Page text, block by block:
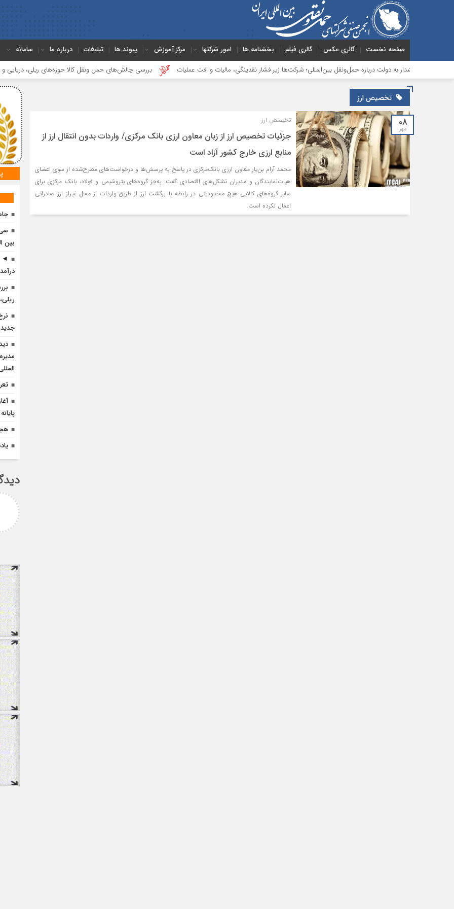
صفحه نخست گالری عکس گالری فیلم بخشنامه ها امور شرکتها مرکز آموزش پیوند ها تبلیغات درباره ما سامانه
هشدار به دولت درباره حمل‌ونقل بین‌المللی؛ شرکت‌ها زیر فشار نقدینگی، مالیات و افت عملیات بررسی چالش‌های حمل ونقل کالا حوزه‌های ریلی، دریایی و جاده‌ای
تخصیص ارز
۰۸
مهر
تخیصص ارز
جزئیات تخصیص ارز از زبان معاون ارزی بانک مرکزی/ واردات بدون انتقال ارز از
منابع ارزی خارج کشور آزاد است
محمد آرام بن‌یار معاون ارزی بانک‌مرکزی در پاسخ به پرسش‌ها و درخواست‌های مطرح‌شده از سوی اعضای
هیات‌نمایندگان و مدیران تشکل‌های اقتصادی گفت: به‌جز گروه‌های پتروشیمی و فولاد، بانک‌ مرکزی برای
سایر گروه‌های کالایی هیچ محدودیتی در رابطه با برگشت ارز از طریق واردات از محل غیراز ارز صادراتی
اعمال نکرده است.
بین
◄